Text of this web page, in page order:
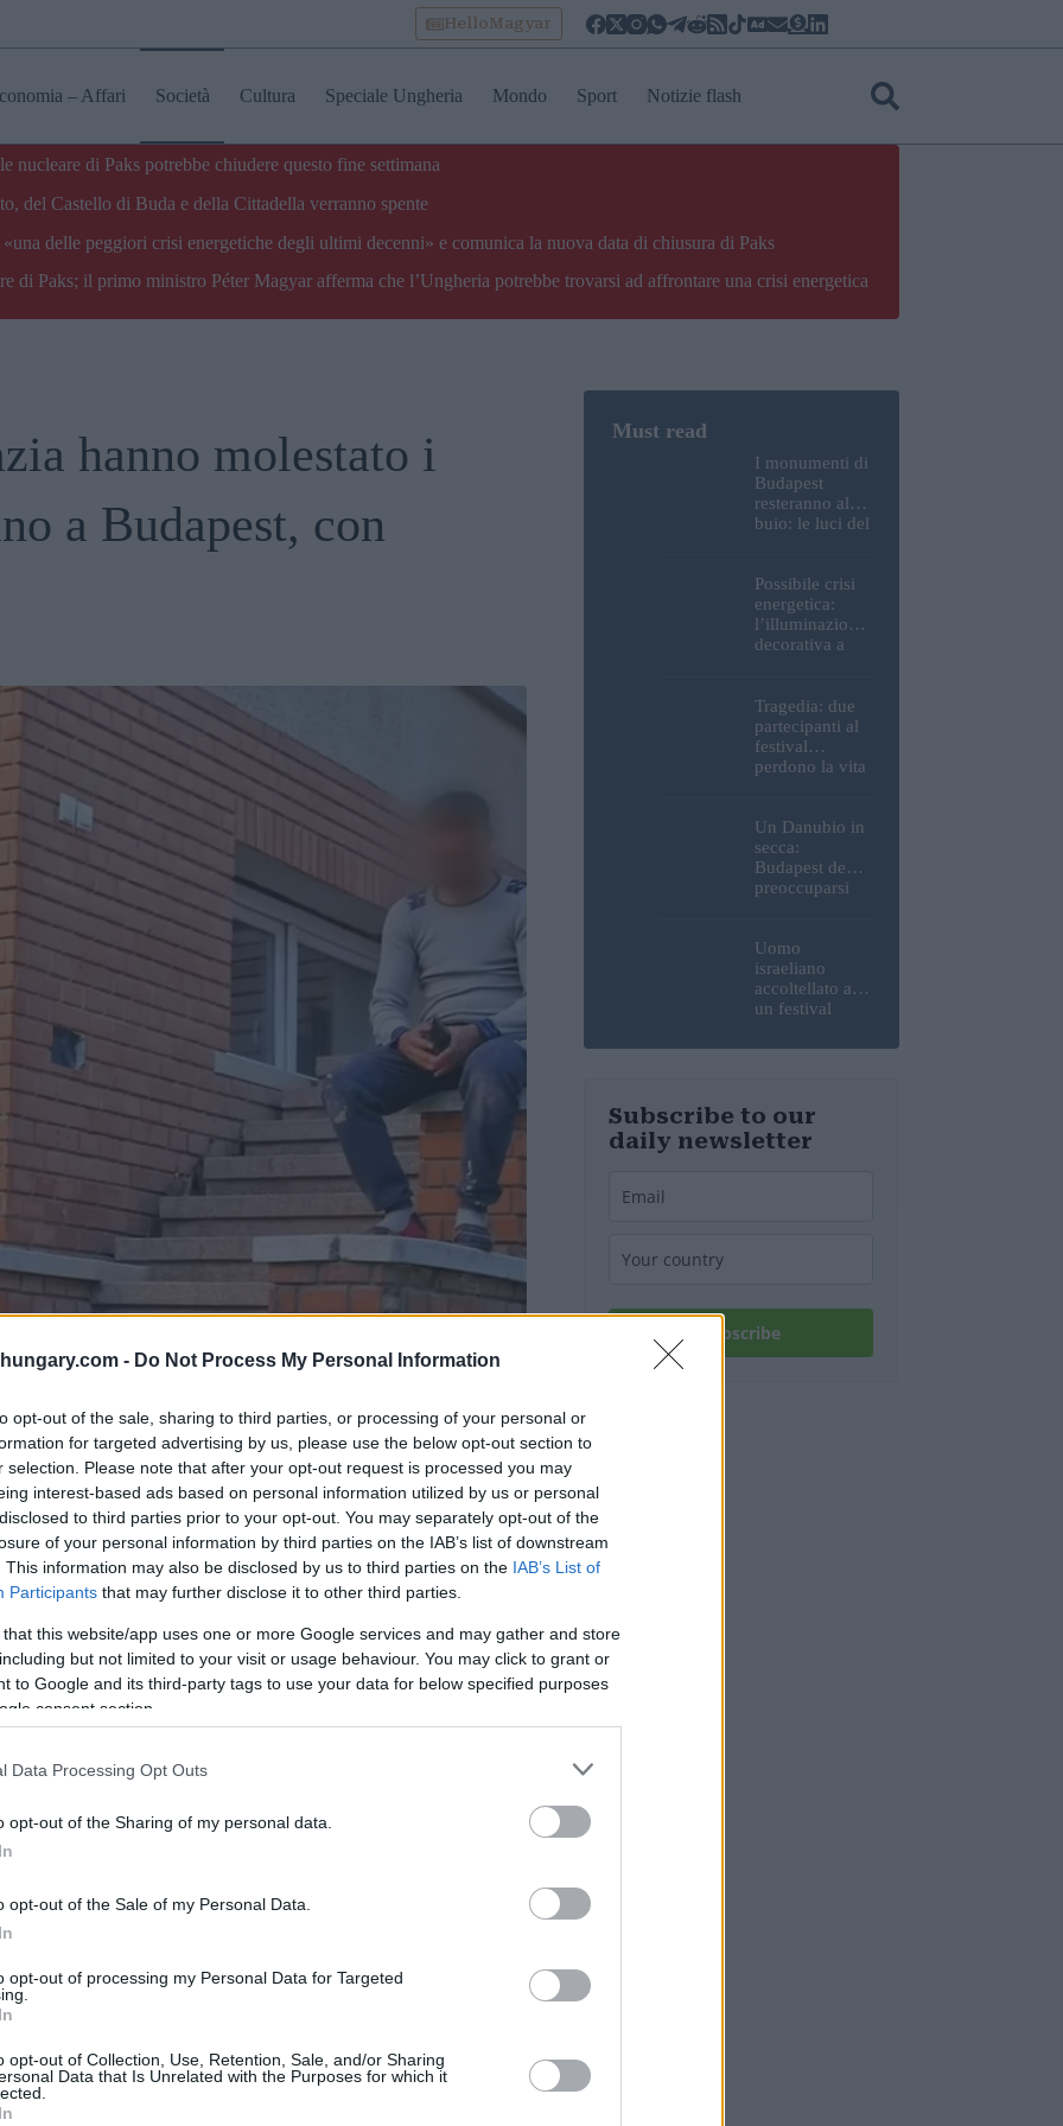
- Do Not Process My Personal Information
opt-out of the sale, sharing to third parties, or processing of your personal or
for targeted advertising by us, please use the below opt-out section to
selection. Please note that after your opt-out request is processed you may
interest-based ads based on personal information utilized by us or personal
to third parties prior to your opt-out. You may separately opt-out of the
of your personal information by third parties on the IAB’s list of downstream
This information may also be disclosed by us to third parties on the IAB’s List of
Participants that may further disclose it to other third parties.
that this website/app uses one or more Google services and may gather and store
but not limited to your visit or usage behaviour. You may click to grant or
to Google and its third-party tags to use your data for below specified purposes
consent section.
Data Processing Opt Outs
opt-out of the Sharing of my personal data.
opt-out of the Sale of my Personal Data.
opt-out of processing my Personal Data for Targeted
opt-out of Collection, Use, Retention, Sale, and/or Sharing
Data that Is Unrelated with the Purposes for which it
HelloMagyar
– Affari Società Cultura Speciale Ungheria Mondo Sport Notizie flash
nucleare di Paks potrebbe chiudere questo fine settimana
del Castello di Buda e della Cittadella verranno spente
delle peggiori crisi energetiche degli ultimi decenni» e comunica la nuova data di chiusura di Paks
di Paks; il primo ministro Péter Magyar afferma che l’Ungheria potrebbe trovarsi ad affrontare una crisi energetica
hanno molestato i
a Budapest, con
da Budapest, si è stufato di quei rifugiati
ungheresi locali.
introdotto tolleranza zero contro tali atti Gli uomini
ragazze, che cercavano disperatamente di
anni, mentre l’altro 22,
I monumenti di
Budapest
resteranno al
buio: le luci del
Buda e della
Cittadella
verranno
spente
Possibile crisi
energetica:
l’illuminazione
decorativa a
spenta!
Tragedia: due
partecipanti al
festival
perdono la vita
Ungheria
Un Danubio in
secca:
Budapest deve
preoccuparsi
mento idrico?
Un esperto
mette in luce
un fatto
Uomo
israeliano
accoltellato a
un festival
Subscribe to our
daily newsletter
Subscribe